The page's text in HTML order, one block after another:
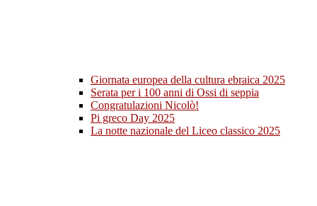
Giornata europea della cultura ebraica 2025
Serata per i 100 anni di Ossi di seppia
Congratulazioni Nicolò!
Pi greco Day 2025
La notte nazionale del Liceo classico 2025